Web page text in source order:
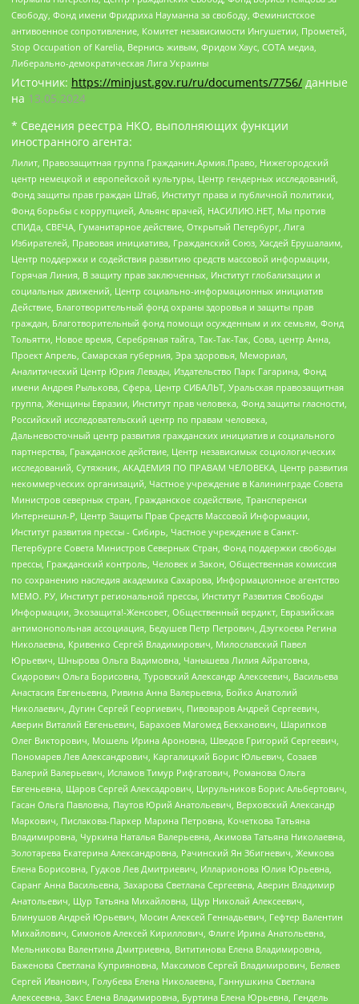
Свободу, Фонд имени Фридриха Науманна за свободу, Феминистское
антивоенное сопротивление, Комитет независимости Ингушетии, Прометей,
Stop Occupation of Karelia, Вернись живым, Фридом Хаус, СОТА медиа,
Либерально-демократическая Лига Украины
Источник: https://minjust.gov.ru/ru/documents/7756/ данные
на 13.05.2024
* Сведения реестра НКО, выполняющих функции
иностранного агента:
Лилит, Правозащитная группа Гражданин.Армия.Право, Нижегородский
центр немецкой и европейской культуры, Центр гендерных исследований,
Фонд защиты прав граждан Штаб, Институт права и публичной политики,
Фонд борьбы с коррупцией, Альянс врачей, НАСИЛИЮ.НЕТ, Мы против
СПИДа, СВЕЧА, Гуманитарное действие, Открытый Петербург, Лига
Избирателей, Правовая инициатива, Гражданский Союз, Хасдей Ерушалаим,
Центр поддержки и содействия развитию средств массовой информации,
Горячая Линия, В защиту прав заключенных, Институт глобализации и
социальных движений, Центр социально-информационных инициатив
Действие, Благотворительный фонд охраны здоровья и защиты прав
граждан, Благотворительный фонд помощи осужденным и их семьям, Фонд
Тольятти, Новое время, Серебряная тайга, Так-Так-Так, Сова, центр Анна,
Проект Апрель, Самарская губерния, Эра здоровья, Мемориал,
Аналитический Центр Юрия Левады, Издательство Парк Гагарина, Фонд
имени Андрея Рылькова, Сфера, Центр СИБАЛЬТ, Уральская правозащитная
группа, Женщины Евразии, Институт прав человека, Фонд защиты гласности,
Российский исследовательский центр по правам человека,
Дальневосточный центр развития гражданских инициатив и социального
партнерства, Гражданское действие, Центр независимых социологических
исследований, Сутяжник, АКАДЕМИЯ ПО ПРАВАМ ЧЕЛОВЕКА, Центр развития
некоммерческих организаций, Частное учреждение в Калининграде Совета
Министров северных стран, Гражданское содействие, Трансперенси
Интернешнл-Р, Центр Защиты Прав Средств Массовой Информации,
Институт развития прессы - Сибирь, Частное учреждение в Санкт-
Петербурге Совета Министров Северных Стран, Фонд поддержки свободы
прессы, Гражданский контроль, Человек и Закон, Общественная комиссия
по сохранению наследия академика Сахарова, Информационное агентство
МЕМО. РУ, Институт региональной прессы, Институт Развития Свободы
Информации, Экозащита!-Женсовет, Общественный вердикт, Евразийская
антимонопольная ассоциация, Бедушев Петр Петрович, Дзугкоева Регина
Николаевна, Кривенко Сергей Владимирович, Милославский Павел
Юрьевич, Шнырова Ольга Вадимовна, Чанышева Лилия Айратовна,
Сидорович Ольга Борисовна, Туровский Александр Алексеевич, Васильева
Анастасия Евгеньевна, Ривина Анна Валерьевна, Бойко Анатолий
Николаевич, Дугин Сергей Георгиевич, Пивоваров Андрей Сергеевич,
Аверин Виталий Евгеньевич, Барахоев Магомед Бекханович, Шарипков
Олег Викторович, Мошель Ирина Ароновна, Шведов Григорий Сергеевич,
Пономарев Лев Александрович, Каргалицкий Борис Юльевич, Созаев
Валерий Валерьевич, Исламов Тимур Рифгатович, Романова Ольга
Евгеньевна, Щаров Сергей Алексадрович, Цирульников Борис Альбертович,
Гасан Ольга Павловна, Паутов Юрий Анатольевич, Верховский Александр
Маркович, Пислакова-Паркер Марина Петровна, Кочеткова Татьяна
Владимировна, Чуркина Наталья Валерьевна, Акимова Татьяна Николаевна,
Золотарева Екатерина Александровна, Рачинский Ян Збигневич, Жемкова
Елена Борисовна, Гудков Лев Дмитриевич, Илларионова Юлия Юрьевна,
Саранг Анна Васильевна, Захарова Светлана Сергеевна, Аверин Владимир
Анатольевич, Щур Татьяна Михайловна, Щур Николай Алексеевич,
Блинушов Андрей Юрьевич, Мосин Алексей Геннадьевич, Гефтер Валентин
Михайлович, Симонов Алексей Кириллович, Флиге Ирина Анатольевна,
Мельникова Валентина Дмитриевна, Вититинова Елена Владимировна,
Баженова Светлана Куприяновна, Максимов Сергей Владимирович, Беляев
Сергей Иванович, Голубева Елена Николаевна, Ганнушкина Светлана
Алексеевна, Закс Елена Владимировна, Буртина Елена Юрьевна, Гендель